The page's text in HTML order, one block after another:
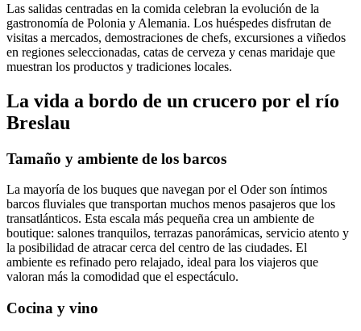
Las salidas centradas en la comida celebran la evolución de la
gastronomía de Polonia y Alemania. Los huéspedes disfrutan de
visitas a mercados, demostraciones de chefs, excursiones a viñedos
en regiones seleccionadas, catas de cerveza y cenas maridaje que
muestran los productos y tradiciones locales.
La vida a bordo de un crucero por el río
Breslau
Tamaño y ambiente de los barcos
La mayoría de los buques que navegan por el Oder son íntimos
barcos fluviales que transportan muchos menos pasajeros que los
transatlánticos. Esta escala más pequeña crea un ambiente de
boutique: salones tranquilos, terrazas panorámicas, servicio atento y
la posibilidad de atracar cerca del centro de las ciudades. El
ambiente es refinado pero relajado, ideal para los viajeros que
valoran más la comodidad que el espectáculo.
Cocina y vino